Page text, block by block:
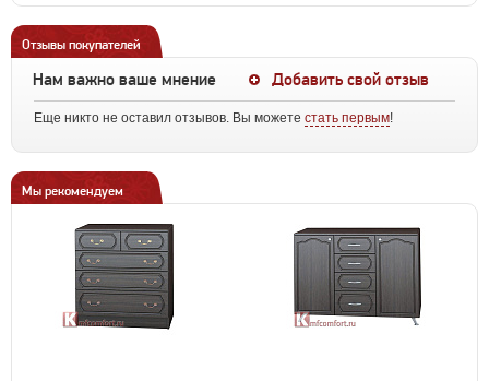
Отзывы покупателей
Нам важно ваше мнение Добавить свой отзыв
Еще никто не оставил отзывов. Вы можете стать первым!
Мы рекомендуем